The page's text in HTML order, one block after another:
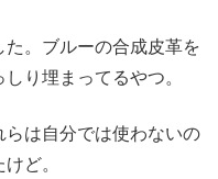
。ブルーの合成皮革を
り埋まってるやつ。
は自分では使わないの
ど。